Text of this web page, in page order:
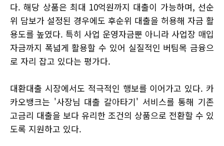
다. 해당 상품은 최대 10억원까지 대출이 가능하며, 선순
위 담보가 설정된 경우에도 후순위 대출을 허용해 자금 활
용도를 높였다. 특히 사업 운영자금뿐 아니라 사업장 매입
자금까지 폭넓게 활용할 수 있어 실질적인 버팀목 금융으
로 자리 잡고 있다는 평가다.
대환대출 시장에서도 적극적인 행보를 이어가고 있다. 카
카오뱅크는 '사장님 대출 갈아타기' 서비스를 통해 기존
고금리 대출을 보다 유리한 조건의 상품으로 전환할 수 있
도록 지원하고 있다.